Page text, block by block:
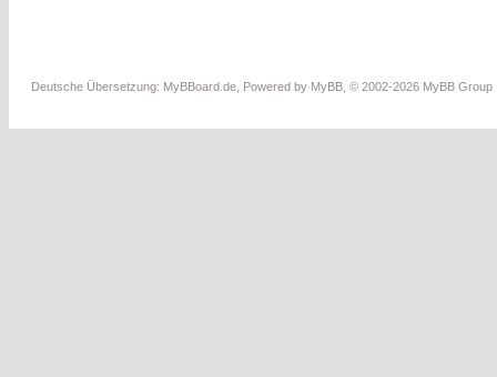
Deutsche Übersetzung: MyBBoard.de , Powered by MyBB , © 2002-2026 MyBB Group